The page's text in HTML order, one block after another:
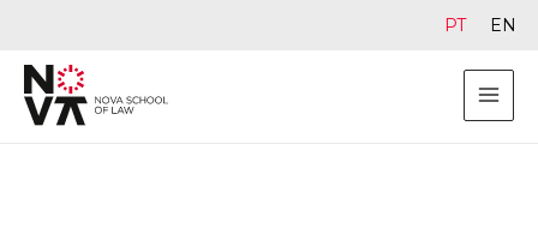
PT EN